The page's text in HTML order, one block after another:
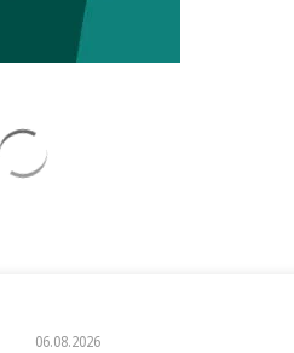
06.08.2026